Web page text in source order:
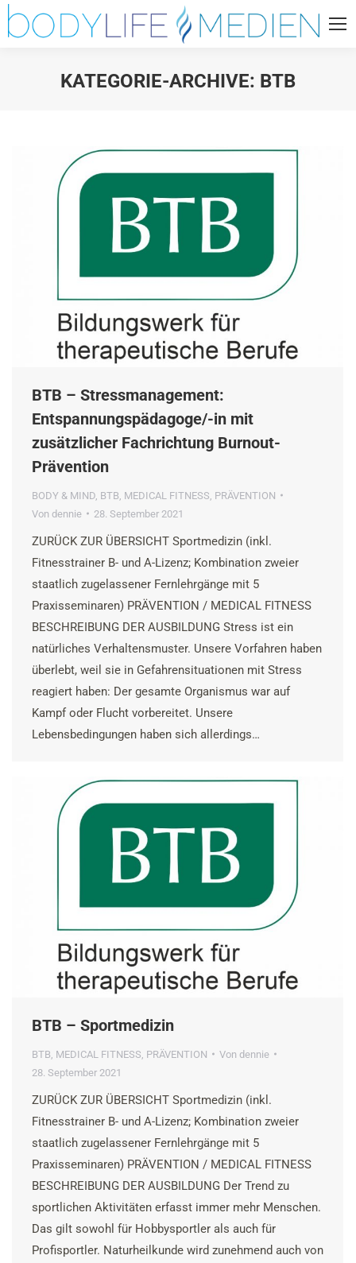
KATEGORIE-ARCHIVE: BTB
BTB – Stressmanagement:
Entspannungspädagoge/-in mit
zusätzlicher Fachrichtung Burnout-
Prävention
BODY & MIND BTB MEDICAL FITNESS PRÄVENTION
Von dennie 28. September 2021
ZURÜCK ZUR ÜBERSICHT Sportmedizin (inkl.
Fitnesstrainer B- und A-Lizenz; Kombination zweier
staatlich zugelassener Fernlehrgänge mit 5
Praxisseminaren) PRÄVENTION / MEDICAL FITNESS
BESCHREIBUNG DER AUSBILDUNG Stress ist ein
natürliches Verhaltensmuster. Unsere Vorfahren haben
überlebt, weil sie in Gefahrensituationen mit Stress
reagiert haben: Der gesamte Organismus war auf
Kampf oder Flucht vorbereitet. Unsere
Lebensbedingungen haben sich allerdings…
BTB – Sportmedizin
BTB MEDICAL FITNESS PRÄVENTION Von dennie
28. September 2021
ZURÜCK ZUR ÜBERSICHT Sportmedizin (inkl.
Fitnesstrainer B- und A-Lizenz; Kombination zweier
staatlich zugelassener Fernlehrgänge mit 5
Praxisseminaren) PRÄVENTION / MEDICAL FITNESS
BESCHREIBUNG DER AUSBILDUNG Der Trend zu
sportlichen Aktivitäten erfasst immer mehr Menschen.
Das gilt sowohl für Hobbysportler als auch für
Profisportler. Naturheilkunde wird zunehmend auch von